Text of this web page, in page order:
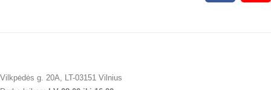
Vilkpėdės g. 20A, LT-03151 Vilnius